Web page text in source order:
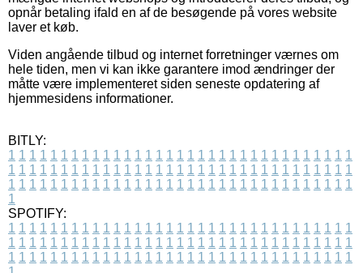
opnår betaling ifald en af de besøgende på vores website
laver et køb.
Viden angående tilbud og internet forretninger værnes om
hele tiden, men vi kan ikke garantere imod ændringer der
måtte være implementeret siden seneste opdatering af
hjemmesidens informationer.
BITLY:
1 1 1 1 1 1 1 1 1 1 1 1 1 1 1 1 1 1 1 1 1 1 1 1 1 1 1 1 1 1 1 1 1
1 1 1 1 1 1 1 1 1 1 1 1 1 1 1 1 1 1 1 1 1 1 1 1 1 1 1 1 1 1 1 1 1
1 1 1 1 1 1 1 1 1 1 1 1 1 1 1 1 1 1 1 1 1 1 1 1 1 1 1 1 1 1 1 1 1
1
SPOTIFY:
1 1 1 1 1 1 1 1 1 1 1 1 1 1 1 1 1 1 1 1 1 1 1 1 1 1 1 1 1 1 1 1 1
1 1 1 1 1 1 1 1 1 1 1 1 1 1 1 1 1 1 1 1 1 1 1 1 1 1 1 1 1 1 1 1 1
1 1 1 1 1 1 1 1 1 1 1 1 1 1 1 1 1 1 1 1 1 1 1 1 1 1 1 1 1 1 1 1 1